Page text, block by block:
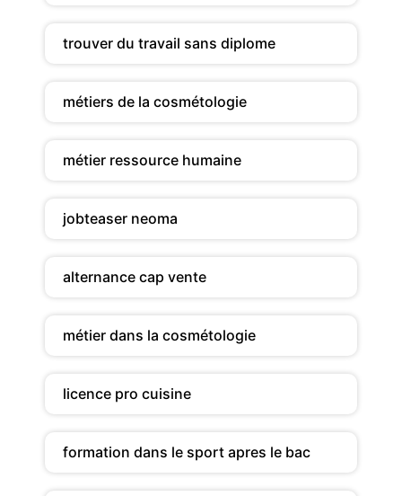
trouver du travail sans diplome
métiers de la cosmétologie
métier ressource humaine
jobteaser neoma
alternance cap vente
métier dans la cosmétologie
licence pro cuisine
formation dans le sport apres le bac